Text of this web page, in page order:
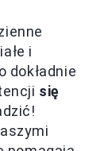
i
dokładnie
się